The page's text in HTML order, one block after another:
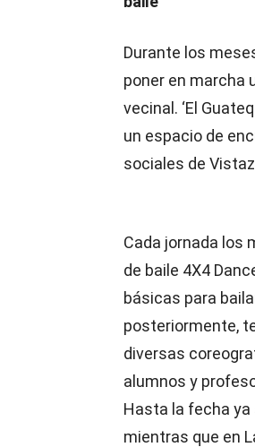
Durante los
poner en marcha
vecinal. ‘El
un espacio de
sociales de
Cada jornada los
de baile 4X4
básicas para
posteriormente,
diversas
alumnos y
Hasta la fecha
mientras que en